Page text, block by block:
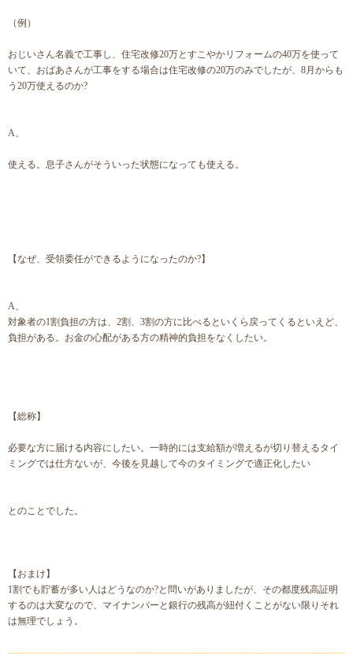
（例）
おじいさん名義で工事し、住宅改修20万とすこやかリフォームの40万を使って
いて、おばあさんが工事をする場合は住宅改修の20万のみでしたが、8月からも
う20万使えるのか?
A、
使える。息子さんがそういった状態になっても使える。
【なぜ、受領委任ができるようになったのか?】
A、
対象者の1割負担の方は、2割、3割の方に比べるといくら戻ってくるといえど、
負担がある。お金の心配がある方の精神的負担をなくしたい。
【総称】
必要な方に届ける内容にしたい。一時的には支給額が増えるが切り替えるタイ
ミングでは仕方ないが、今後を見越して今のタイミングで適正化したい
とのことでした。
【おまけ】
1割でも貯蓄が多い人はどうなのか?と問いがありましたが、その都度残高証明
するのは大変なので、マイナンバーと銀行の残高が紐付くことがない限りそれ
は無理でしょう。